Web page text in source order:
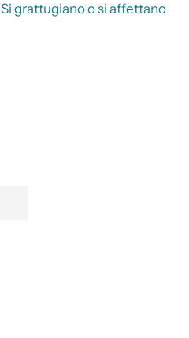
Si grattugiano o si affettano